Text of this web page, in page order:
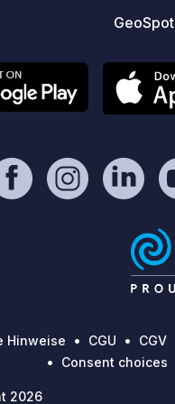
GeoSpot
Hinweise CGU CGV
Consent choices
2026